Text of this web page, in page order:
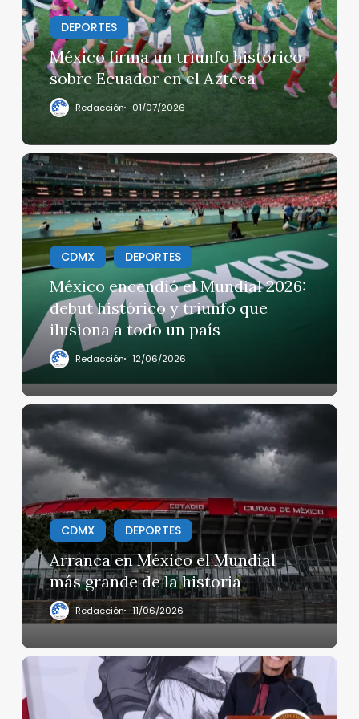
sobre
Ecuador
en
el
Azteca
DEPORTES
México firma un triunfo histórico
sobre Ecuador en el Azteca
Redacción 01/07/2026
México
encendió
el
Mundial
2026:
debut
histórico
triunfo
que
ilusiona
a
todo
un
país
CDMX DEPORTES
México encendió el Mundial 2026:
debut histórico y triunfo que
ilusiona a todo un país
Redacción 12/06/2026
Arranca
en
México
el
más
grande
de
la
historia
CDMX DEPORTES
Arranca en México el Mundial
más grande de la historia
Redacción 11/06/2026
El
Gobierno
federal